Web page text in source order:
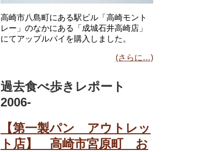
高崎市八島町にある駅ビル「高崎モント
レー」のなかにある「成城石井高崎店」
にてアップルパイを購入しました。
(さらに…)
過去食べ歩きレポート
2006-
【第一製パン アウトレッ
ト店】 高崎市宮原町 お